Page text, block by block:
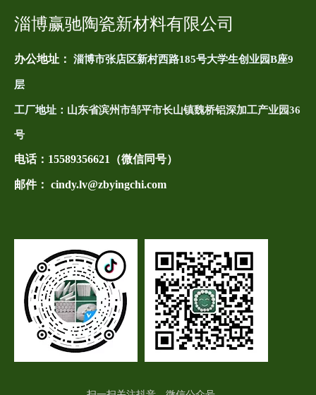
淄博赢驰陶瓷新材料有限公司
办公地址： 淄博市张店区新村西路185号大学生创业园B座9
层
工厂地址： 山东省滨州市邹平市长山镇魏桥铝深加工产业园36
号
电话： 15589356621（微信同号）
邮件： cindy.lv@zbyingchi.com